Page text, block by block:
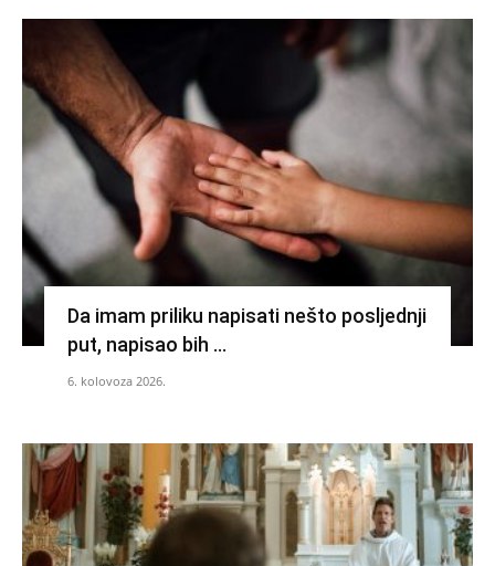
Da imam priliku napisati nešto posljednji
put, napisao bih …
6. kolovoza 2026.